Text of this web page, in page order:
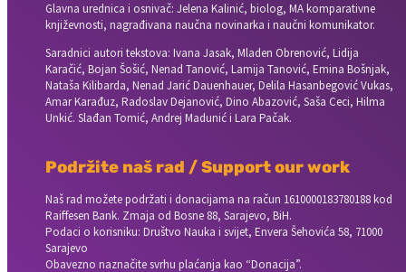
Glavna urednica i osnivač: Jelena Kalinić, biolog, MA komparativne
književnosti, nagrađivana naučna novinarka i naučni komunikator.
Saradnici autori tekstova: Ivana Jasak, Mladen Obrenović, Lidija
Karačić, Bojan Šošić, Nenad Tanović, Lamija Tanović, Emina Bošnjak,
Nataša Kilibarda, Nenad Jarić Dauenhauer, Delila Hasanbegović Vukas,
Amar Karađuz, Radoslav Dejanović, Dino Abazović, Saša Ceci, Hilma
Unkić. Slađan Tomić, Andrej Madunić i Lara Pačak.
Podržite naš rad / Support our work
Naš rad možete podržati i donacijama na račun 1610000183780188 kod
Raiffesen Bank. Zmaja od Bosne 88, Sarajevo, BiH.
Podaci o korisniku: Društvo Nauka i svijet, Envera Šehovića 58, 71000
Sarajevo
Obavezno naznačite svrhu plaćanja kao “Donacija”.